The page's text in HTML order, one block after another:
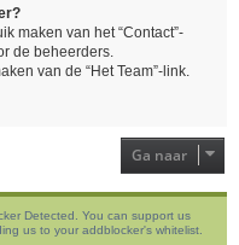
maken van het “Contact”-
de beheerders.
van de “Het Team”-link.
Ga naar
Detected. You can support us
us to your addblocker's whitelist.